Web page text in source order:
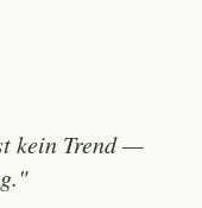
kein Trend —